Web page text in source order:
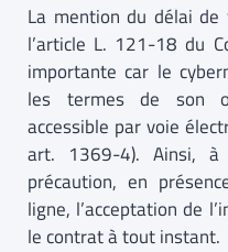
La mention du délai
l’article L. 121-18 du
importante car le
les termes de son
accessible par voie
art. 1369-4). Ainsi,
précaution, en
ligne, l’acceptation de
le contrat à tout instant.